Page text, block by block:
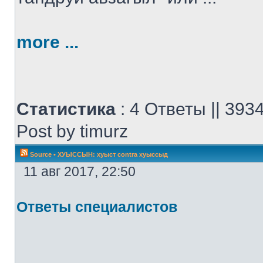
more ...
Статистика : 4 Ответы ||
Post by timurz
Source • ХУЫССЫН: хуыст contra хуыссыд
11 авг 2017, 22:50
Ответы специалистов